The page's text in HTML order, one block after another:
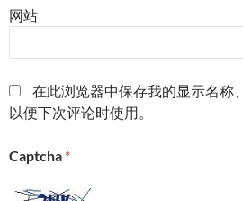
网站
在此浏览器中保存我的显示名称
以便下次评论时使用。
Captcha *